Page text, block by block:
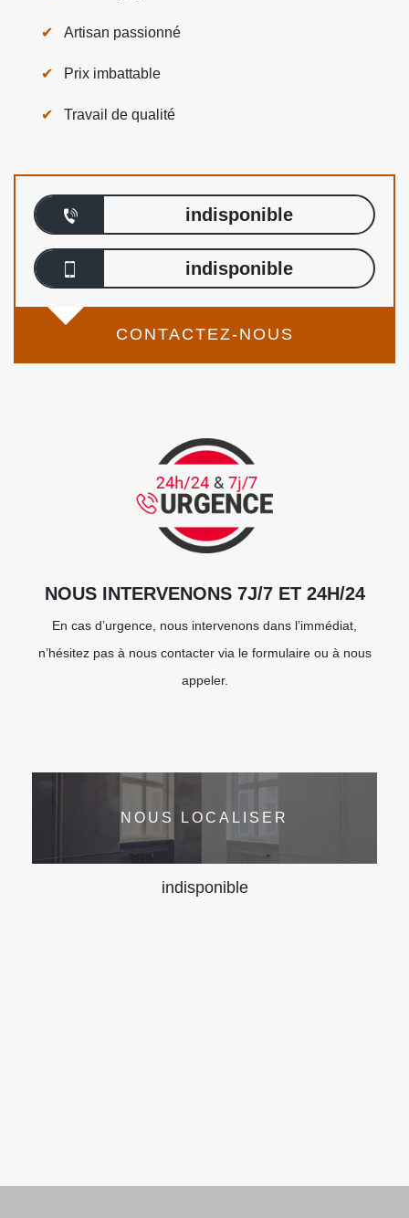
Artisan passionné
Prix imbattable
Travail de qualité
indisponible
indisponible
CONTACTEZ-NOUS
NOUS INTERVENONS 7J/7 ET 24H/24
En cas d’urgence, nous intervenons dans l’immédiat,
n’hésitez pas à nous contacter via le formulaire ou à nous
appeler.
NOUS LOCALISER
indisponible